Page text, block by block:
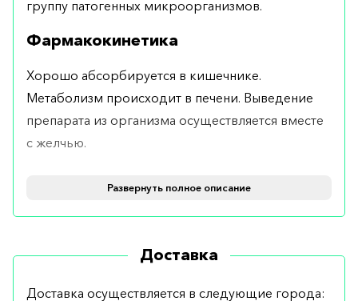
группу патогенных микроорганизмов.
Фармакокинетика
Хорошо абсорбируется в кишечнике.
Метаболизм происходит в печени. Выведение
препарата из организма осуществляется вместе
с желчью.
Выпускается в таблетках по 500 мг №16.
Применение и дозировка
Развернуть полное описание
Доставка
Доставка осуществляется в следующие города: